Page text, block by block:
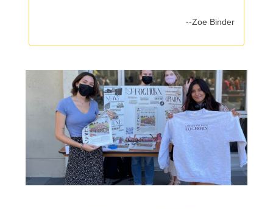
--Zoe Binder